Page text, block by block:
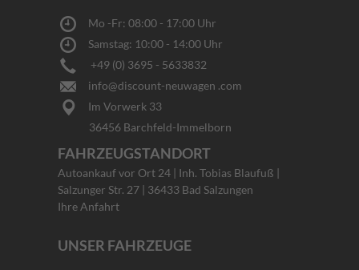
Mo -Fr: 08:00 - 17:00 Uhr
Samstag: 10:00 - 14:00 Uhr
+49 (0) 3695 - 5633832
info@discount-neuwagen .com
Im Vorwerk 33
36456 Barchfeld-Immelborn
FAHRZEUGSTANDORT
Autoankauf vor Ort 24 | Inh. Tobias Blaufuß |
Salzunger Str. 27 | 36433 Bad Salzungen
Ihre Anfahrt
UNSER FAHRZEUGE